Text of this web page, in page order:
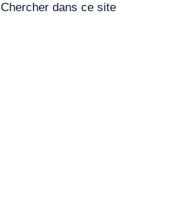
Chercher dans ce site